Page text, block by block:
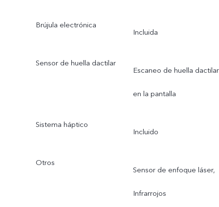
Brújula electrónica
Incluida
Sensor de huella dactilar
Escaneo de huella dactilar
en la pantalla
Sistema háptico
Incluido
Otros
Sensor de enfoque láser,
Infrarrojos